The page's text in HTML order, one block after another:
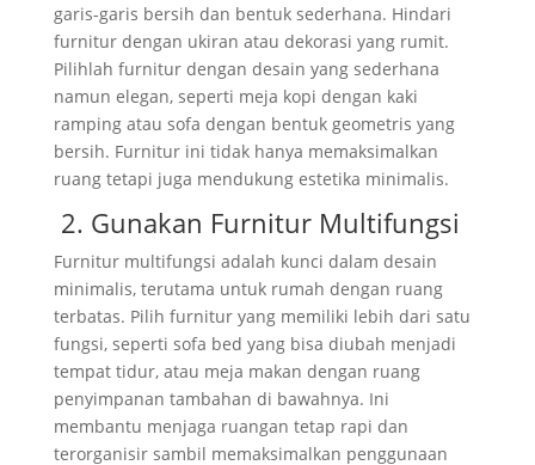
garis-garis bersih dan bentuk sederhana. Hindari
furnitur dengan ukiran atau dekorasi yang rumit.
Pilihlah furnitur dengan desain yang sederhana
namun elegan, seperti meja kopi dengan kaki
ramping atau sofa dengan bentuk geometris yang
bersih. Furnitur ini tidak hanya memaksimalkan
ruang tetapi juga mendukung estetika minimalis.
2. Gunakan Furnitur Multifungsi
Furnitur multifungsi adalah kunci dalam desain
minimalis, terutama untuk rumah dengan ruang
terbatas. Pilih furnitur yang memiliki lebih dari satu
fungsi, seperti sofa bed yang bisa diubah menjadi
tempat tidur, atau meja makan dengan ruang
penyimpanan tambahan di bawahnya. Ini
membantu menjaga ruangan tetap rapi dan
terorganisir sambil memaksimalkan penggunaan